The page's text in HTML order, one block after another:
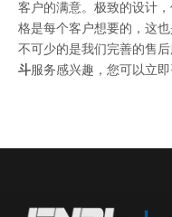
客户的满意。极致的设计
格是每个客户想要的，这
不可少的是我们完善的售
斗服务感兴趣，您可以立